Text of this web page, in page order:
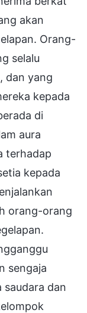
akan
Orang-
selalu
dan yang
kepada
di
aura
terhadap
kepada
orang-orang
sengaja
dan